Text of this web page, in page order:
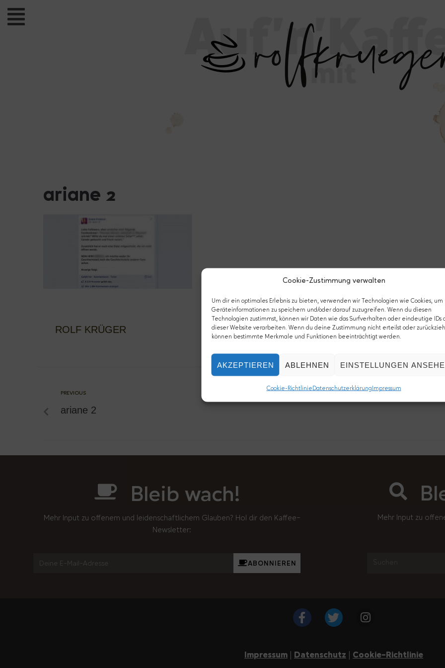
Cookie-Zustimmung verwalten
Um dir ein optimales Erlebnis zu bieten, verwenden wir Technologien wie Cookies, um
Geräteinformationen zu speichern und/oder darauf zuzugreifen. Wenn du diesen
Technologien zustimmst, können wir Daten wie das Surfverhalten oder eindeutige IDs
dieser Website verarbeiten. Wenn du deine Zustimmung nicht erteilst oder
können bestimmte Merkmale und Funktionen beeinträchtigt werden.
AKZEPTIEREN ABLEHNEN EINSTELLUNGEN
Cookie-Richtlinie Datenschutzerklärung Impressum
ariane 2
ROLF KRÜGER
PREVIOUS
ariane 2
Bleib wach!
Mehr Input zu offenem und leidenschaftlichem Glauben? Hol dir den Kaffee-
Newsletter:
ABONNIEREN
Mehr Input zu
Impressum | Datenschutz | Cookie-Richtlinie